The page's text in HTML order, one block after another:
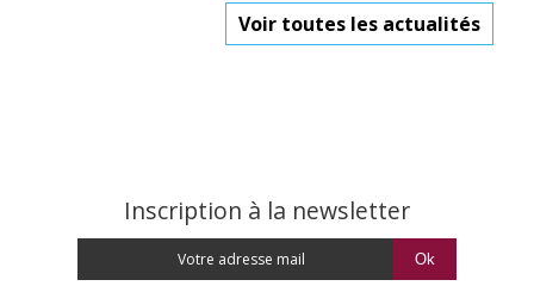
Voir toutes les actualités
Inscription à la newsletter